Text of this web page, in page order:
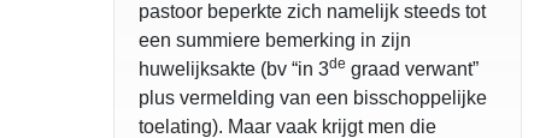
pastoor beperkte zich namelijk steeds tot
een summiere bemerking in zijn
huwelijksakte (bv “in 3de graad verwant”
plus vermelding van een bisschoppelijke
toelating). Maar vaak krijgt men die